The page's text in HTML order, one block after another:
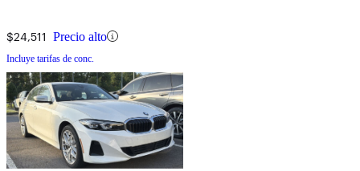
$24,511 Precio alto
Incluye tarifas de conc.